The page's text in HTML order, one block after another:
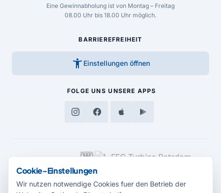
Eine Gewinnabholung ist von Montag – Freitag
08.00 Uhr bis 18.00 Uhr möglich.
BARRIEREFREIHEIT
accessibility_new Einstellungen öffnen
FOLGE UNS UNSERE APPS
MEDIENPARTNER
Cookie-Einstellungen
Wir nutzen notwendige Cookies fuer den Betrieb der